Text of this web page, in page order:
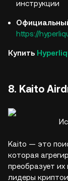
инструкции
https://
Купить
8. Kaito
Kaito — это
которая
преобразует
лидеры